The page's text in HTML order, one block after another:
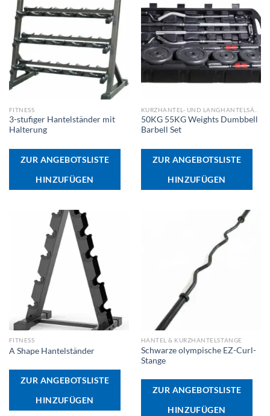
FITNESS
3-stufiger Hantelständer mit
Halterung
ZUR ANGEBOTSLISTE
HINZUFÜGEN
50KG 55KG Weights Dumbbell
Barbell Set
ZUR ANGEBOTSLISTE
HINZUFÜGEN
FITNESS
A Shape Hantelständer
ZUR ANGEBOTSLISTE
HINZUFÜGEN
HANTEL & KURZHANTELSTANGE
Schwarze olympische EZ-Curl-
Stange
ZUR ANGEBOTSLISTE
HINZUFÜGEN